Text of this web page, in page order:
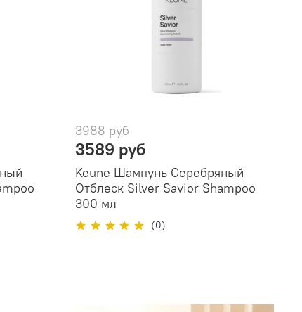
3988 руб
3589 руб
Keune Шампунь Серебряный
Отблеск Silver Savior Shampoo
300 мл
(0)